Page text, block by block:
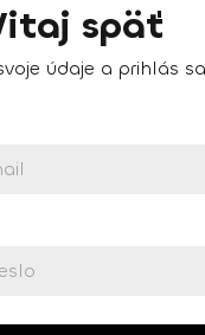
späť
údaje a prihlás sa